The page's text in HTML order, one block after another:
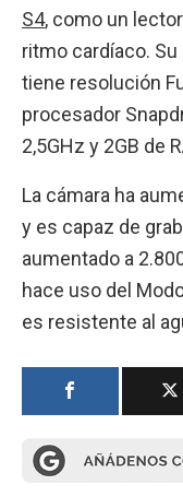
S4, como un
ritmo cardíaco. Su
tiene resolución
procesador
2,5GHz y 2GB de
La cámara ha
y es capaz de
aumentado a
hace uso del
es resistente al